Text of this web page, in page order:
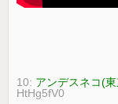
10: アンデスネコ(
HtHg5fV0